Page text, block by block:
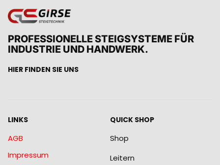
PROFESSIONELLE STEIGSYSTEME FÜR
INDUSTRIE UND HANDWERK.
HIER FINDEN SIE UNS
LINKS
AGB
Impressum
QUICK SHOP
Shop
Leitern